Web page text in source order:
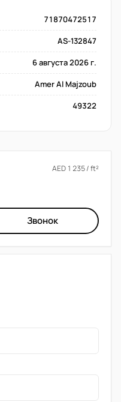
71870472517
AS-132847
6 августа 2026 г.
Amer Al Majzoub
49322
AED 1 235 / ft²
Звонок